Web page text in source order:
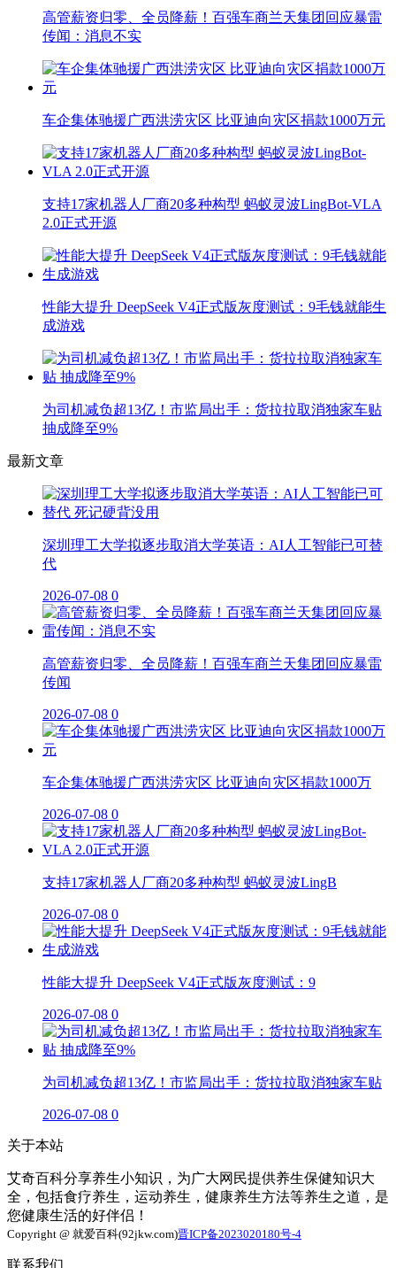
高管薪资归零、全员降薪！百强车商兰天集团回应暴雷
传闻：消息不实
车企集体驰援广西洪涝灾区 比亚迪向灾区捐款1000万元
支持17家机器人厂商20多种构型 蚂蚁灵波LingBot-VLA
2.0正式开源
性能大提升 DeepSeek V4正式版灰度测试：9毛钱就能生
成游戏
为司机减负超13亿！市监局出手：货拉拉取消独家车贴
抽成降至9%
最新文章
深圳理工大学拟逐步取消大学英语：AI人工智能已可替
代
2026-07-08 0
高管薪资归零、全员降薪！百强车商兰天集团回应暴雷
传闻
2026-07-08 0
车企集体驰援广西洪涝灾区 比亚迪向灾区捐款1000万
2026-07-08 0
支持17家机器人厂商20多种构型 蚂蚁灵波LingB
2026-07-08 0
性能大提升 DeepSeek V4正式版灰度测试：9
2026-07-08 0
为司机减负超13亿！市监局出手：货拉拉取消独家车贴
2026-07-08 0
关于本站
艾奇百科分享养生小知识，为广大网民提供养生保健知识大
全，包括食疗养生，运动养生，健康养生方法等养生之道，是
您健康生活的好伴侣！
Copyright @ 就爱百科(92jkw.com)晋ICP备2023020180号-4
联系我们